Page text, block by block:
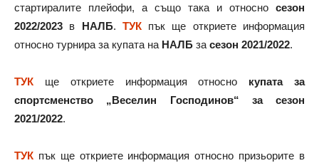
стартиралите плейофи, а също така и относно сезон
2022/2023 в НАЛБ. ТУКпък ще откриете информация
относно турнира за купата на НАЛБ засезон 2021/2022.
ТУК ще откриете информация относно купата за
спортсменство „Веселин Господинов“ за сезон
2021/2022.
ТУК пък ще откриете информация относно призьорите в